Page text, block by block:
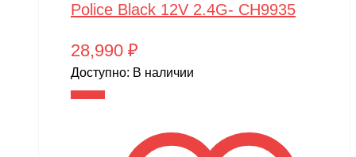
Police Black 12V 2.4G- CH9935
28,990 ₽
Доступно: В наличии